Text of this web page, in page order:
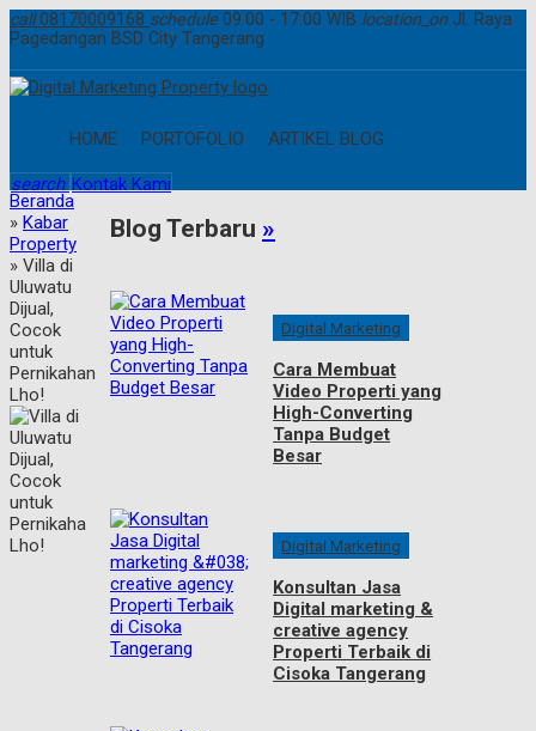
call08170009168 schedule 09.00 - 17.00 WIB location_on Jl. Raya
Pagedangan BSD City Tangerang
HOME PORTOFOLIO ARTIKEL BLOG
search Kontak Kami
Beranda
» Kabar
Property
» Villa di
Uluwatu
Dijual,
Cocok
untuk
Pernikahan
Lho!
Blog Terbaru »
Digital Marketing
Cara Membuat
Video Properti yang
High-Converting
Tanpa Budget
Besar
Digital Marketing
Konsultan Jasa
Digital marketing &
creative agency
Properti Terbaik di
Cisoka Tangerang